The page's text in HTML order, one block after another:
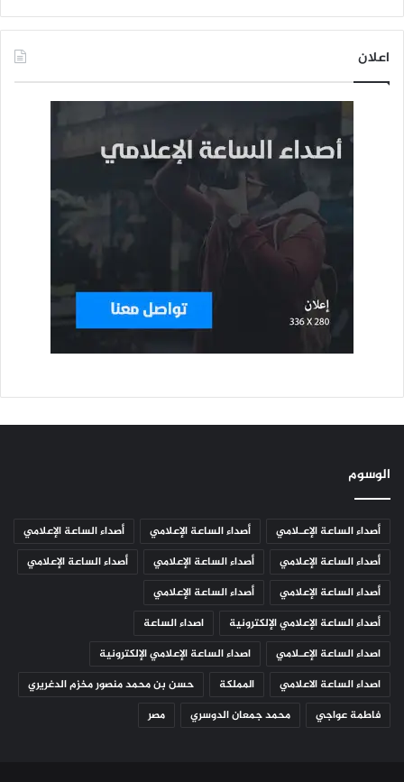
اعلان
الوسوم
أصداء الساعة الإعـلامي أصداء الساعة الإعلامي
أصداء الساعة الإعلامي
أصداء الساعة الإعلامي
أصداء الساعة الإعلامي
أصداء الساعة الإعلامي
أصداء الساعة الإعلامي
أصداء الساعة الإعلامي
أصداء الساعة الإعلامي الإلكترونية
اصداء الساعة
اصداء الساعة الإعـلامي
اصداء الساعة الإعلامي الإلكترونية
اصداء الساعة الاعلامي
المملكة
حسن بن محمد منصور مخزم الدغريري
فاطمة عواجي
محمد جمعان الدوسري مصر